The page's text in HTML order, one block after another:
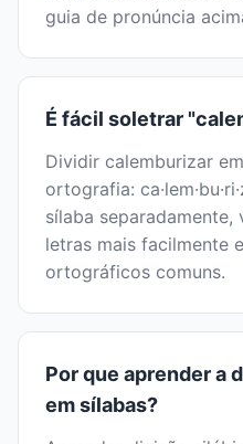
guia de pronúncia
É fácil soletrar
Dividir calemburizar
ortografia:
sílaba
letras mais facilmente
ortográficos comuns.
Por que aprender a
em sílabas?